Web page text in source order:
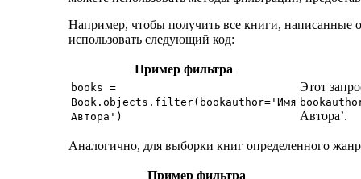
Например, чтобы получить все книги, написанные
использовать следующий код:
Пример фильтра
books =
Book.objects.filter(bookauthor='Имя
Автора')
Этот
Автора’.
Аналогично, для выборки книг определенного
Пример фильтра